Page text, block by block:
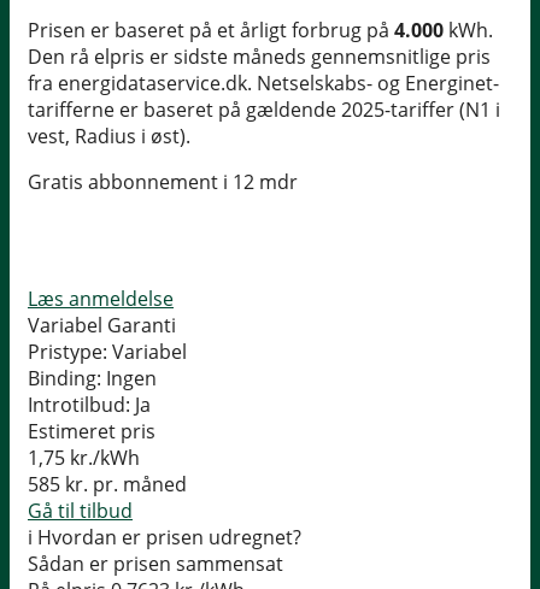
Prisen er baseret på et årligt forbrug på 4.000 kWh.
Den rå elpris er sidste måneds gennemsnitlige pris
fra energidataservice.dk. Netselskabs- og Energinet-
tarifferne er baseret på gældende 2025-tariffer (N1 i
vest, Radius i øst).
Gratis abbonnement i 12 mdr
Læs anmeldelse
Variabel Garanti
Pristype: Variabel
Binding: Ingen
Introtilbud: Ja
Estimeret pris
1,75 kr./kWh
585 kr. pr. måned
Gå til tilbud
i Hvordan er prisen udregnet?
Sådan er prisen sammensat